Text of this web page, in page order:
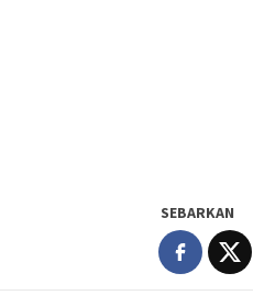
SEBARKAN